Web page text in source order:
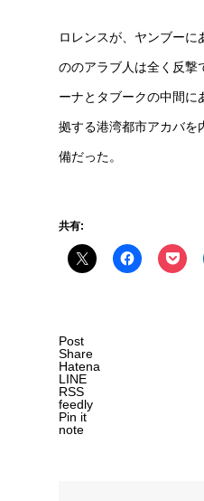
ロレンスが、ヤンブー
ののアラブ人は全く反撃
ーナとタブークの中間に
拠する港湾都市アカバを
備だった。
共有:
Post
Share
Hatena
LINE
RSS
feedly
Pin it
note